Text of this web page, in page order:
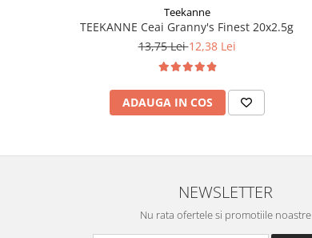
Teekanne
TEEKANNE Ceai Granny's Finest 20x2.5g
13,75 Lei12,38 Lei
ADAUGA IN COS
NEWSLETTER
Nu rata ofertele si promotiile noastre